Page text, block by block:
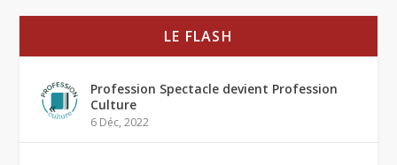
LE FLASH
Profession Spectacle devient Profession
Culture
6 Déc, 2022